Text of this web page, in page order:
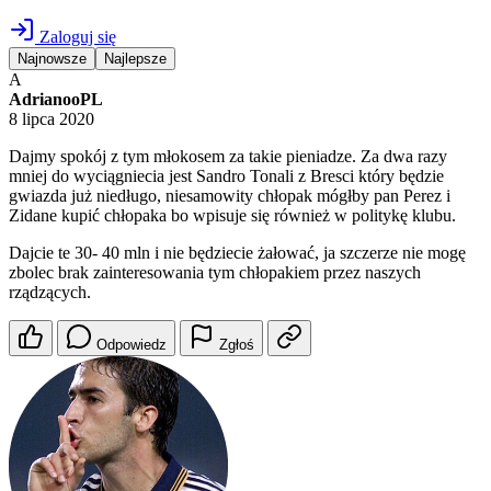
Zaloguj się
Najnowsze Najlepsze
A
AdrianooPL
8 lipca 2020
Dajmy spokój z tym młokosem za takie pieniadze. Za dwa razy
mniej do wyciągniecia jest Sandro Tonali z Bresci który będzie
gwiazda już niedługo, niesamowity chłopak mógłby pan Perez i
Zidane kupić chłopaka bo wpisuje się również w politykę klubu.
Dajcie te 30- 40 mln i nie będziecie żałować, ja szczerze nie mogę
zbolec brak zainteresowania tym chłopakiem przez naszych
rządzących.
Odpowiedz Zgłoś